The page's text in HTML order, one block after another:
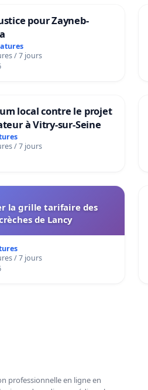
pour Zayneb-
/ 7 jours
local contre le projet
à Vitry-sur-Seine
/ 7 jours
la grille tarifaire des
de Lancy
/ 7 jours
professionnelle en ligne en